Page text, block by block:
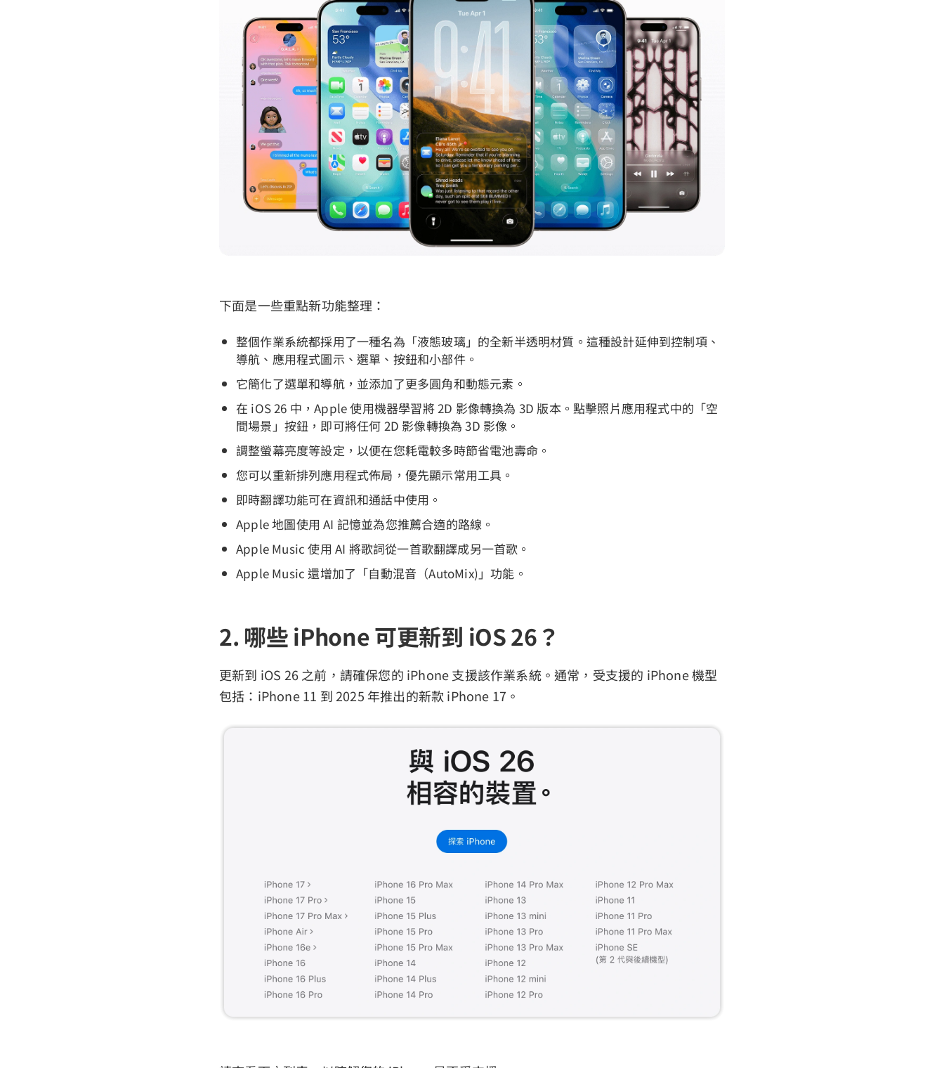
下面是一些重點新功能整理：
整個作業系統都採用了一種名為「液態玻璃」的全新半透明材質。這種設計延伸到控制項、
導航、應用程式圖示、選單、按鈕和小部件。
它簡化了選單和導航，並添加了更多圓角和動態元素。
在 iOS 26 中，Apple 使用機器學習將 2D 影像轉換為 3D 版本。點擊照片應用程式中的「空
間場景」按鈕，即可將任何 2D 影像轉換為 3D 影像。
調整螢幕亮度等設定，以便在您耗電較多時節省電池壽命。
您可以重新排列應用程式佈局，優先顯示常用工具。
即時翻譯功能可在資訊和通話中使用。
Apple 地圖使用 AI 記憶並為您推薦合適的路線。
Apple Music 使用 AI 將歌詞從一首歌翻譯成另一首歌。
Apple Music 還增加了「自動混音（AutoMix)」功能。
2. 哪些 iPhone 可更新到 iOS 26？
更新到 iOS 26 之前，請確保您的 iPhone 支援該作業系統。通常，受支援的 iPhone 機型
包括：iPhone 11 到 2025 年推出的新款 iPhone 17。